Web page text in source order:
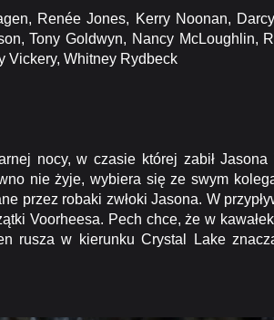
Renée Jones, Kerry Noonan,
Tony Goldwyn, Nancy McLoughlin,
Vickery, Whitney Rydbeck
nocy, w czasie której zabił Jasona
nie żyje, wybiera się ze swym
przez robaki zwłoki Jasona. W
Voorheesa. Pech chce, że w
rusza w kierunku Crystal Lake